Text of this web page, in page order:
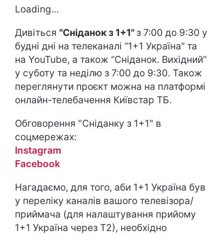
Loading...
Дивіться "Сніданок з 1+1" з 7:00 до 9:30 у
будні дні на телеканалі “1+1 Україна” та
на YouTube, а також “Сніданок. Вихідний”
у суботу та неділю з 7:00 до 9:30. Також
переглянути проєкт можна на платформі
онлайн-телебачення Київстар ТБ.
Обговорення "Сніданку з 1+1" в
соцмережах:
Instagram
Facebook
Нагадаємо, для того, аби 1+1 Україна був
у переліку каналів вашого телевізора/
приймача (для налаштування прийому
1+1 Україна через Т2), необхідно